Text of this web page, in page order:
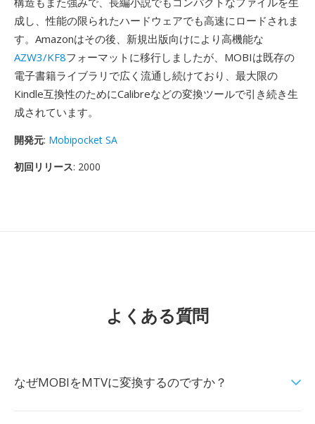
成し、性能の限られたハードウェアでも高速にロードされま
す。Amazonはその後、新規出版向けにより高機能な
AZW3/KF8フォーマットに移行しましたが、MOBIは既存の
電子書籍ライブラリで広く流通し続けており、最大限の
Kindle互換性のためにCalibreなどの変換ツールで引き続き生
成されています。
開発元: Mobipocket SA
初回リリース: 2000
よくある質問
なぜMOBIをMTVに変換するのですか？